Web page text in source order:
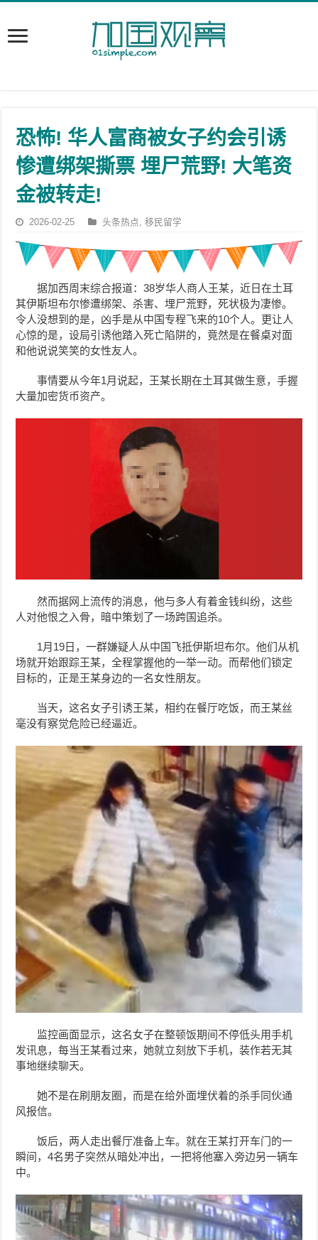
恐怖! 华人富商被女子约会引诱
惨遭绑架撕票 埋尸荒野! 大笔资
金被转走!
2026-02-25 头条热点,移民留学
据加西周末综合报道：38岁华人商人王某，近日在土耳
其伊斯坦布尔惨遭绑架、杀害、埋尸荒野，死状极为凄惨。
令人没想到的是，凶手是从中国专程飞来的10个人。更让人
心惊的是，设局引诱他踏入死亡陷阱的，竟然是在餐桌对面
和他说说笑笑的女性友人。
事情要从今年1月说起， 王某长期在土耳其做生意，手握
大量加密货币资产。
然而据网上流传的消息，他与多人有着金钱纠纷，这些
人对他恨之入骨，暗中策划了一场跨国追杀。
1月19日，一群嫌疑人从中国飞抵伊斯坦布尔。他们从机
场就开始跟踪王某，全程掌握他的一举一动。而帮他们锁定
目标的，正是王某身边的一名女性朋友。
当天，这名女子引诱王某，相约在餐厅吃饭，而王某丝
毫没有察觉危险已经逼近。
监控画面显示，这名女子在整顿饭期间不停低头用手机
发讯息，每当王某看过来，她就立刻放下手机，装作若无其
事地继续聊天。
她不是在刷朋友圈，而是在给外面埋伏着的杀手同伙通
风报信。
饭后，两人走出餐厅准备上车。就在王某打开车门的一
瞬间，4名男子突然从暗处冲出，一把将他塞入旁边另一辆车
中。